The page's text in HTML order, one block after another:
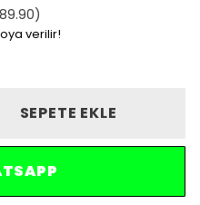
)
verilir!
SEPETE EKLE